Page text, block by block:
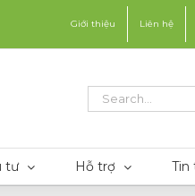
Giới thiệu Liên hệ
Search
tư Hỗ trợ Tin